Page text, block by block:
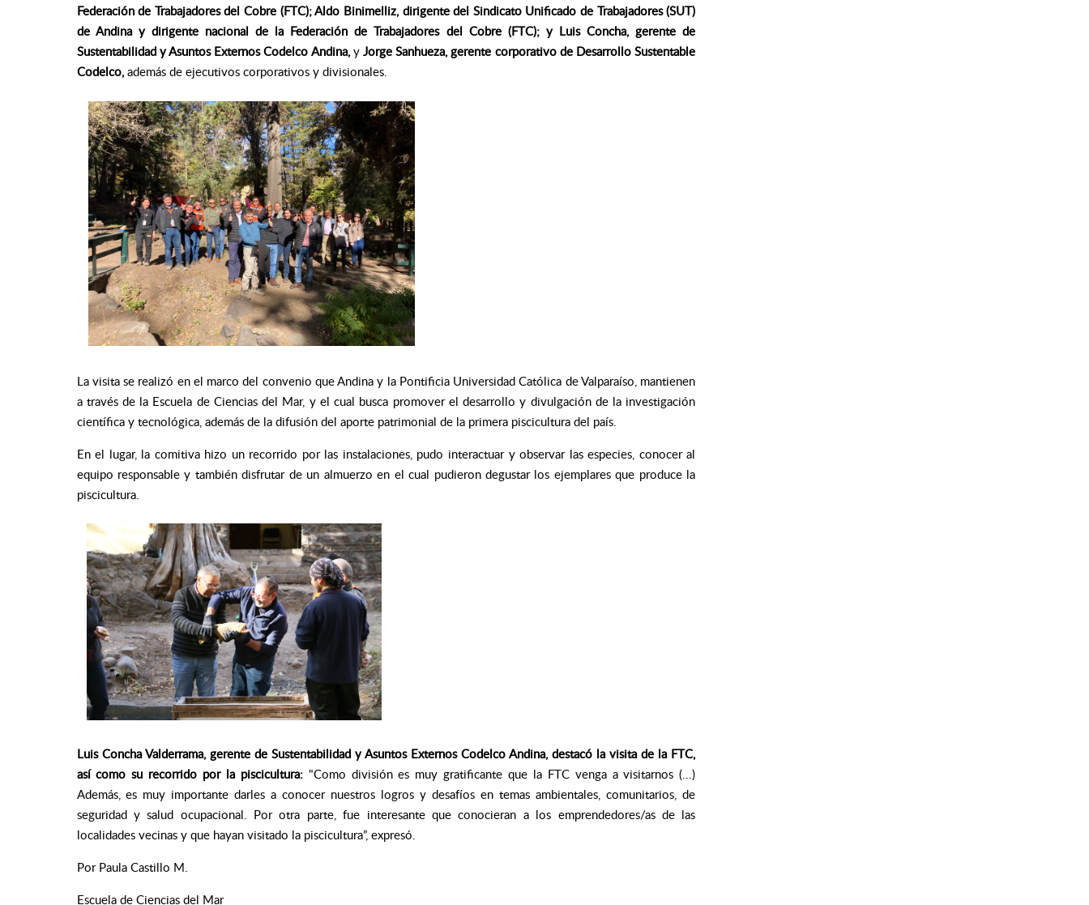
Federación de Trabajadores del Cobre (FTC); Aldo Binimelliz, dirigente del Sindicato Unificado de Trabajadores (SUT)
de Andina y dirigente nacional de la Federación de Trabajadores del Cobre (FTC); y Luis Concha, gerente de
Sustentabilidad y Asuntos Externos Codelco Andina,yJorge Sanhueza, gerente corporativo de Desarrollo Sustentable
Codelco,además de ejecutivos corporativos y divisionales.
La visita se realizó en el marco del convenio que Andina y la Pontificia Universidad Católica de Valparaíso, mantienen
a través de la Escuela de Ciencias del Mar, y el cual busca promover el desarrollo y divulgación de la investigación
científica y tecnológica, además de la difusión del aporte patrimonial de la primera piscicultura del país.
En el lugar, la comitiva hizo un recorrido por las instalaciones, pudo interactuar y observar las especies, conocer al
equipo responsable y también disfrutar de un almuerzo en el cual pudieron degustar los ejemplares que produce la
piscicultura.
Luis Concha Valderrama, gerente de Sustentabilidad y Asuntos Externos Codelco Andina, destacó la visita de la FTC,
así como su recorrido por la piscicultura: "Como división es muy gratificante que la FTC venga a visitarnos (...)
Además, es muy importante darles a conocer nuestros logros y desafíos en temas ambientales, comunitarios, de
seguridad y salud ocupacional. Por otra parte, fue interesante que conocieran a los emprendedores/as de las
localidades vecinas y que hayan visitado la piscicultura”, expresó.
Por Paula Castillo M.
Escuela de Ciencias del Mar